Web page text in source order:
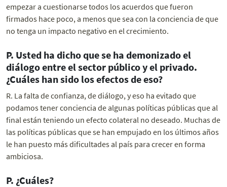
empezar a cuestionarse todos los acuerdos que fueron
firmados hace poco, a menos que sea con la conciencia de que
no tenga un impacto negativo en el crecimiento.
P. Usted ha dicho que se ha demonizado el
diálogo entre el sector público y el privado.
¿Cuáles han sido los efectos de eso?
R. La falta de confianza, de diálogo, y eso ha evitado que
podamos tener conciencia de algunas políticas públicas que al
final están teniendo un efecto colateral no deseado. Muchas de
las políticas públicas que se han empujado en los últimos años
le han puesto más dificultades al país para crecer en forma
ambiciosa.
P. ¿Cuáles?